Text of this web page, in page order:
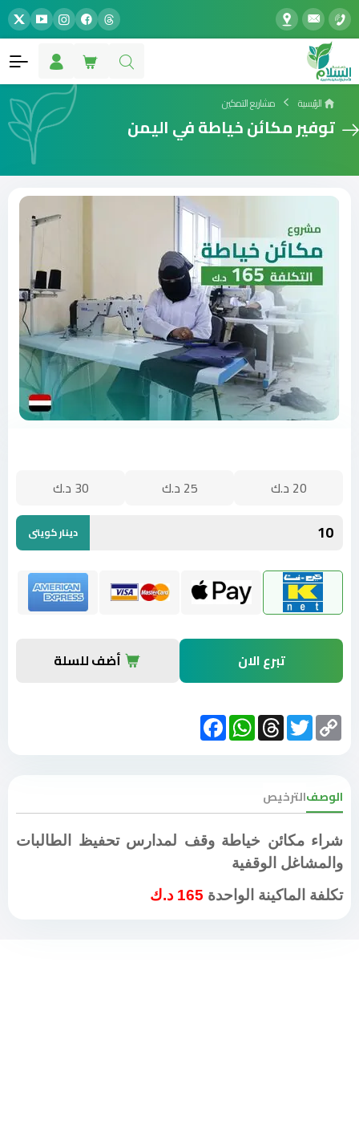
الرئيسية مشاريع التمكين
توفير مكائن خياطة في اليمن
20د.ك‎ 25د.ك‎ 30د.ك‎
دينار كويتى
تبرع الان أضف للسلة
FacebookWhatsAppThreadsTwitterCopy
Link
الوصفالترخيص
شراء مكائن خياطة وقف لمدارس تحفيظ الطالبات
والمشاغل الوقفية
تكلفة الماكينة الواحدة 165 د.ك